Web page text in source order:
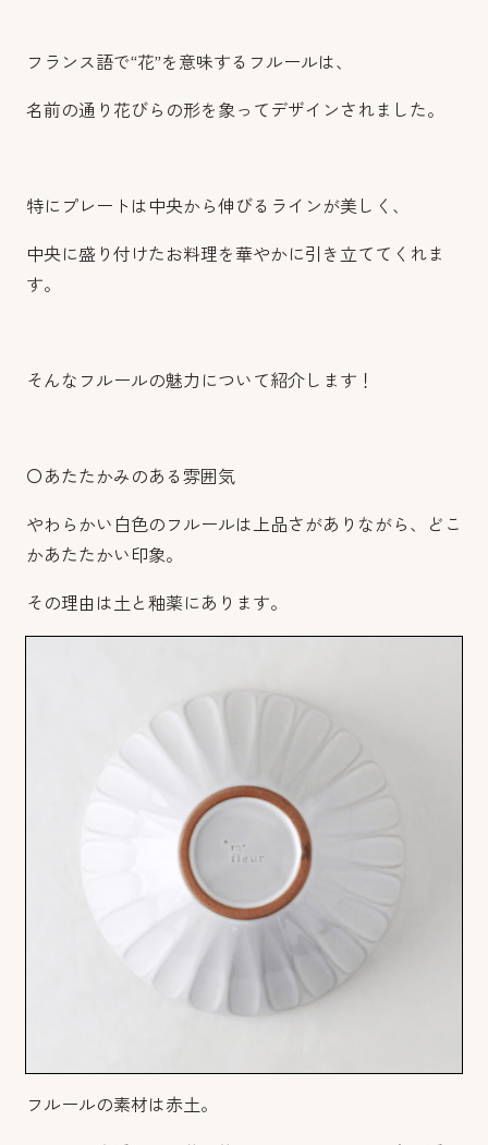
フランス語で“花”を意味するフルールは、
名前の通り花びらの形を象ってデザインされました。
特にプレートは中央から伸びるラインが美しく、
中央に盛り付けたお料理を華やかに引き立ててくれま
す。
そんなフルールの魅力について紹介します！
〇あたたかみのある雰囲気
やわらかい白色のフルールは上品さがありながら、どこ
かあたたかい印象。
その理由は土と釉薬にあります。
フルールの素材は赤土。